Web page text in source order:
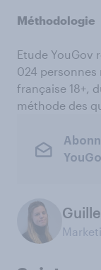
Méthodologie
Etude YouGov
024
française 18+,
méthode des